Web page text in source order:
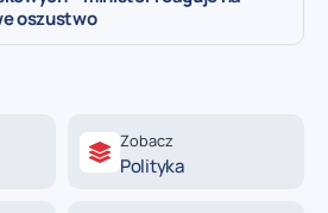
oszustwo
Zobacz
Polityka